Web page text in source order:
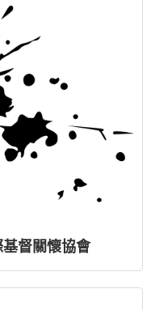
督關懷協會